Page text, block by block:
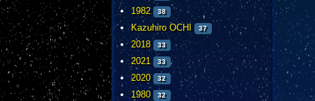
1982 38
Kazuhiro OCHI 37
2018 33
2021 33
2020 32
1980 32